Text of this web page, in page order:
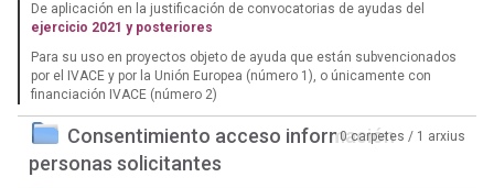
De aplicación en la justificación de convocatorias de ayudas del
ejercicio 2021 y posteriores
Para su uso en proyectos objeto de ayuda que están subvencionados
por el IVACE y por la Unión Europea (número 1), o únicamente con
financiación IVACE (número 2)
Consentimiento acceso información
personas solicitantes
0 carpetes / 1 arxius